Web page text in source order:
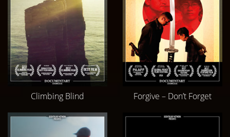
Climbing Blind Forgive – Don’t Forget